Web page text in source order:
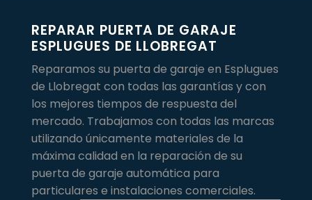
REPARAR PUERTA DE GARAJE
ESPLUGUES DE LLOBREGAT
Reparamos su puerta de garaje en Esplugues
de Llobregat con todas las garantías y con
los mejores tiempos de respuesta del
mercado. Trabajamos con todas las marcas
utilizando únicamente materiales de la
máxima calidad en la reparación de su
puerta de garaje automática para
particulares e instalaciones comerciales.